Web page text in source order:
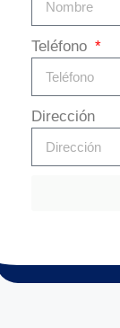
Teléfono
Dirección